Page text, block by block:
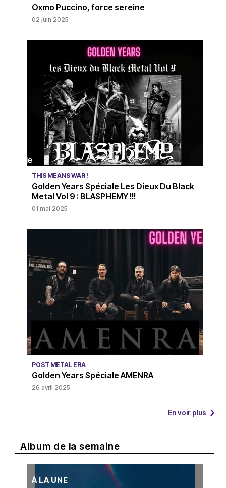
Oxmo Puccino, force sereine
02 juin 2025
THIS MEANS WAR !
Golden Years Spéciale Les Dieux Du Black
Metal Vol 9 : BLASPHEMY !!!
01 mai 2025
POST METAL ERA
Golden Years Spéciale AMENRA
26 avril 2025
En voir plus
Album de la semaine
À LA UNE